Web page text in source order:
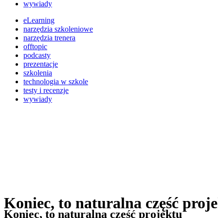
wywiady
eLearning
narzędzia szkoleniowe
narzędzia trenera
offtopic
podcasty
prezentacje
szkolenia
technologia w szkole
testy i recenzje
wywiady
Koniec, to naturalna część
Koniec, to naturalna część projektu